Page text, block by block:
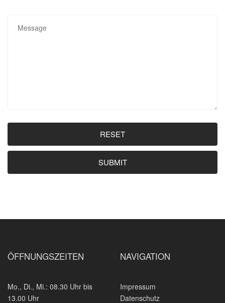
RESET
SUBMIT
ÖFFNUNGSZEITEN
Mo., Di., Mi.: 08.30 Uhr bis
13.00 Uhr
NAVIGATION
Impressum
Datenschutz